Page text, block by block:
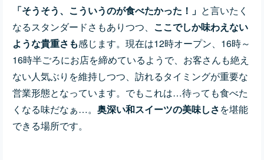
「そうそう、こういうのが食べたかった！」 と言いたく
なるスタンダードさもありつつ、 ここでしか味わえない
ような貴重さも感じます。現在は12時オープン、16時～
16時半ごろにお店を締めているようで、お客さんも絶え
ない人気ぶりを維持しつつ、訪れるタイミングが重要な
営業形態となっています。でもこれは…待っても食べた
くなる味だなぁ…。 奥深い和スイーツの美味しさを堪能
できる場所です。